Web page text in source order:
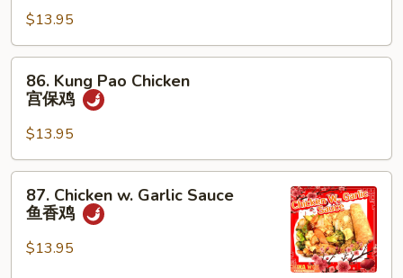
Cashew
Nuts
腰
$13.95
86.
Kung
Pao
Chicken
宫
保
86. Kung Pao Chicken
宫保鸡
$13.95
87.
Chicken
Garlic
87. Chicken w. Garlic Sauce
鱼香鸡
$13.95